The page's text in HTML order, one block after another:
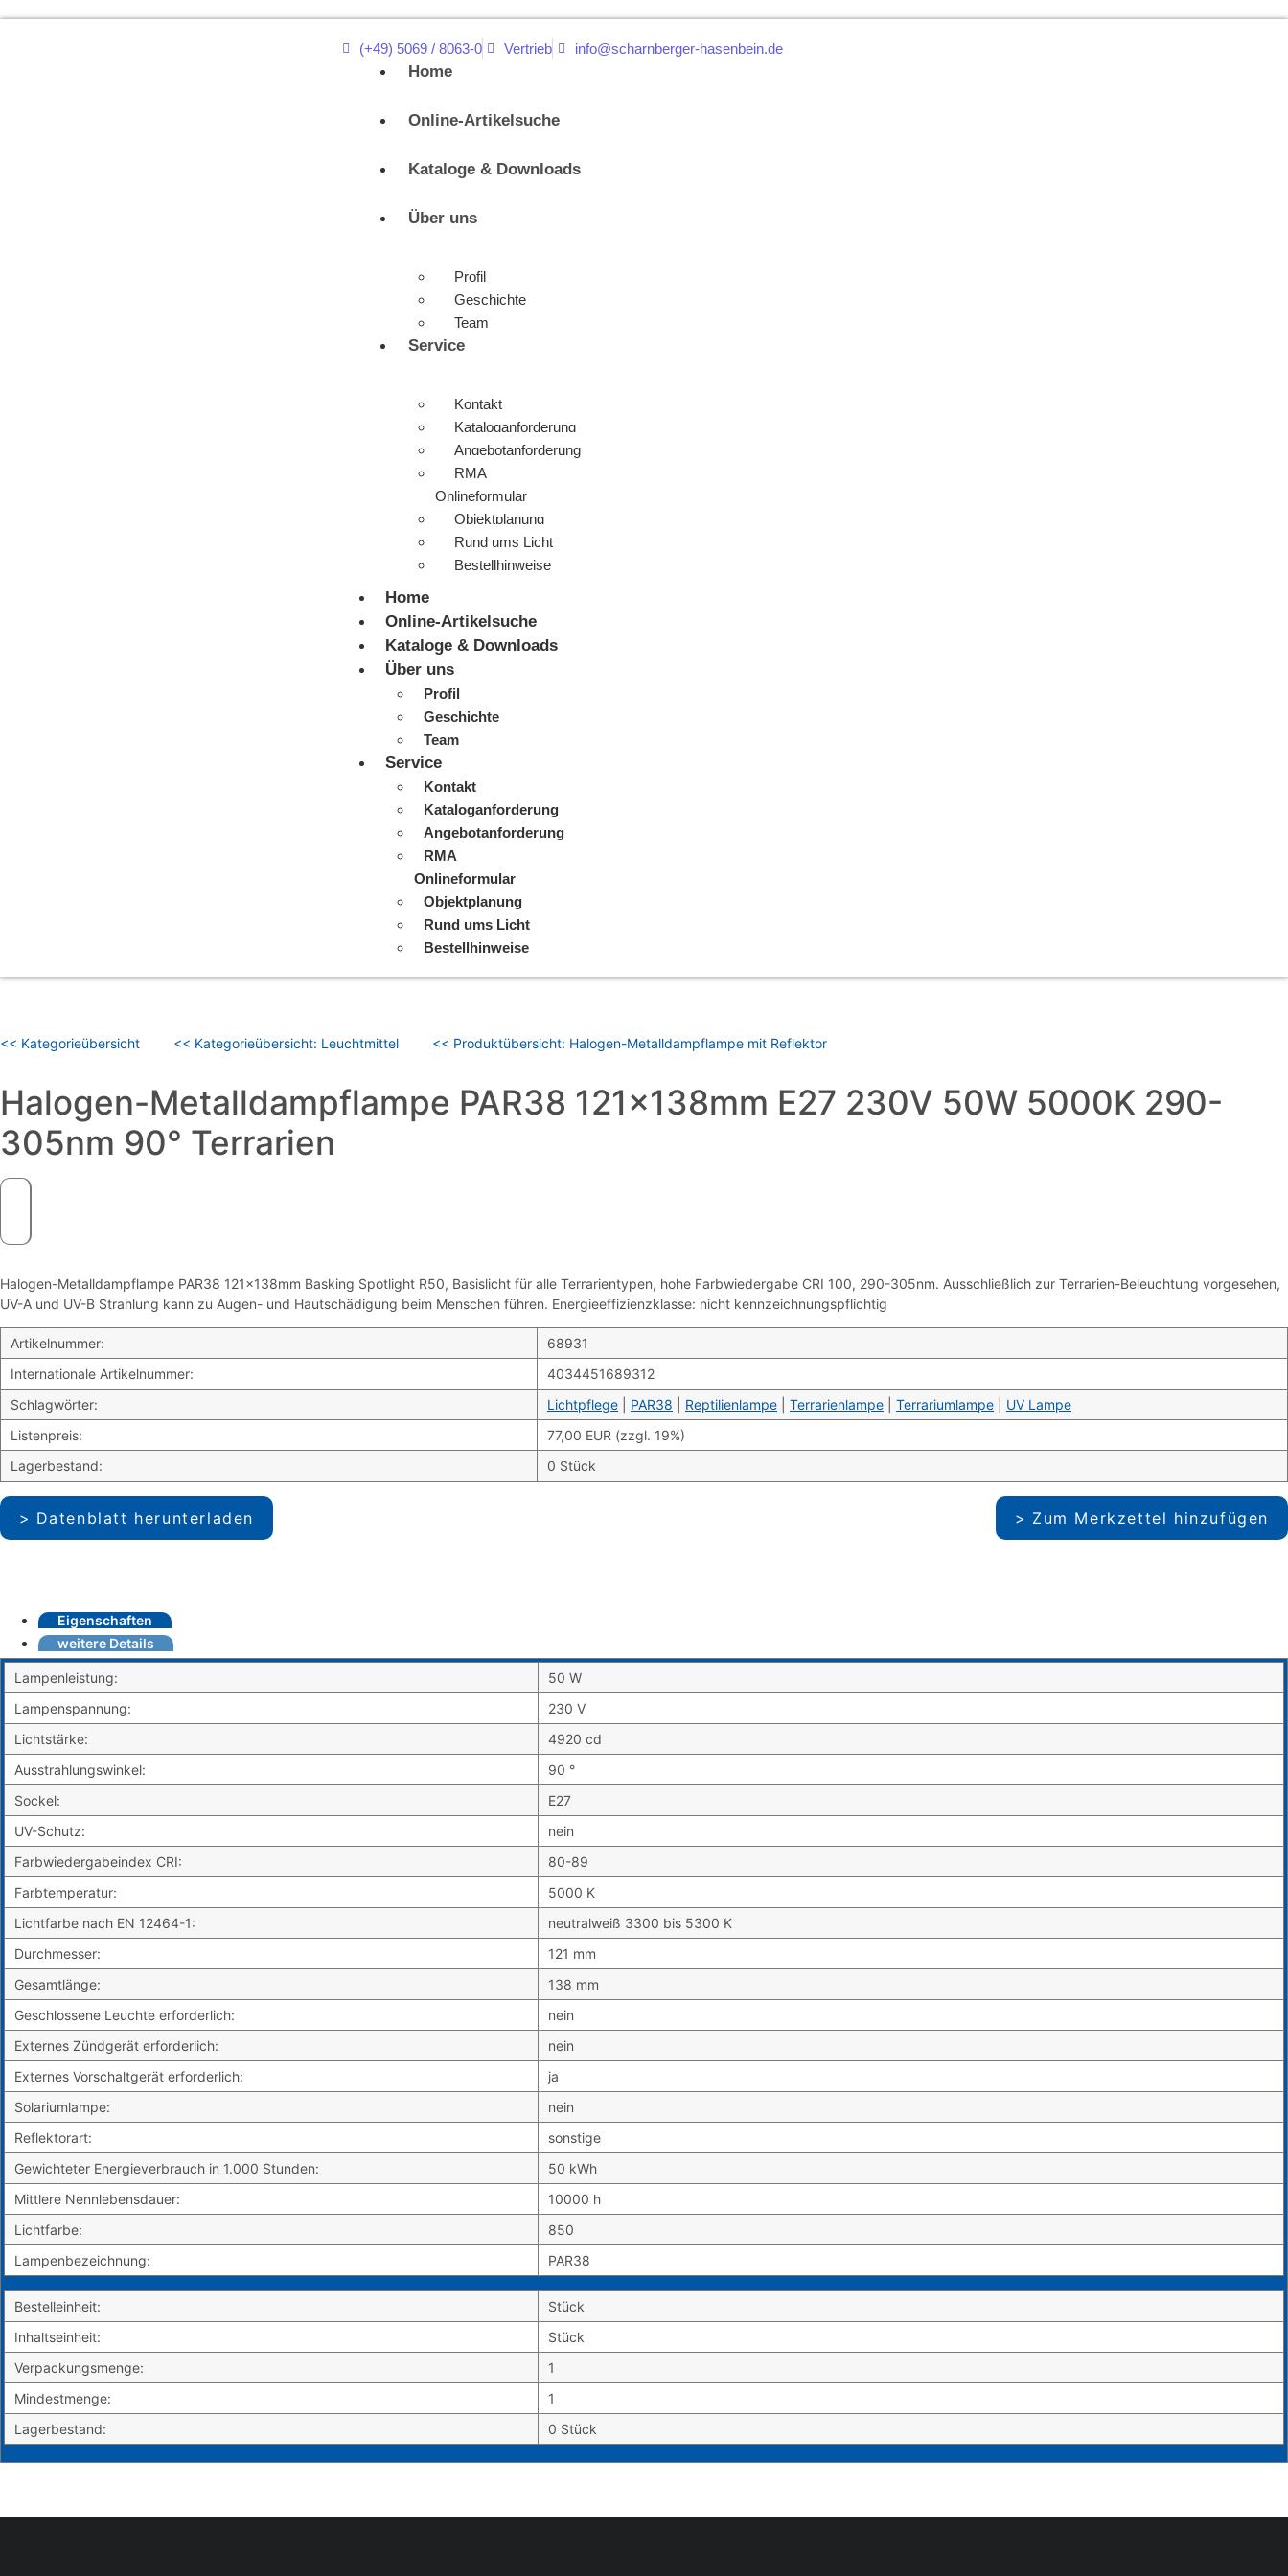
(+49) 5069 / 8063-0 Vertrieb info@scharnberger-hasenbein.de
Home
Online-Artikelsuche
Kataloge & Downloads
Über uns
Profil
Geschichte
Team
Service
Kontakt
Kataloganforderung
Angebotanforderung
RMA
Onlineformular
Objektplanung
Rund ums Licht
Bestellhinweise
Home
Online-Artikelsuche
Kataloge & Downloads
Über uns
Profil
Geschichte
Team
Service
Kontakt
Kataloganforderung
Angebotanforderung
RMA
Onlineformular
Objektplanung
Rund ums Licht
Bestellhinweise
<< Kategorieübersicht << Kategorieübersicht: Leuchtmittel << Produktübersicht: Halogen-Metalldampflampe mit Reflektor
Halogen-Metalldampflampe PAR38 121x138mm E27 230V 50W 5000K 290-
305nm 90° Terrarien
Halogen-Metalldampflampe PAR38 121x138mm Basking Spotlight R50, Basislicht für alle Terrarientypen, hohe Farbwiedergabe CRI 100, 290-305nm. Ausschließlich zur Terrarien-Beleuchtung vorgesehen,
UV-A und UV-B Strahlung kann zu Augen- und Hautschädigung beim Menschen führen. Energieeffizienzklasse: nicht kennzeichnungspflichtig
Artikelnummer:
68931
Internationale Artikelnummer:
4034451689312
Schlagwörter:
Lichtpflege PAR38 Reptilienlampe Terrarienlampe Terrariumlampe
UV Lampe
Listenpreis:
77,00 EUR (zzgl. 19%)
Lagerbestand:
0 Stück
Datenblatt herunterladen Zum Merkzettel hinzufügen
Eigenschaften
weitere Details
Lampenleistung:
50 W
Lampenspannung:
230 V
Lichtstärke:
4920 cd
Ausstrahlungswinkel:
90 °
Sockel:
E27
UV-Schutz:
nein
Farbwiedergabeindex CRI:
80-89
Farbtemperatur:
5000 K
Lichtfarbe nach EN 12464-1:
neutralweiß 3300 bis 5300 K
Durchmesser:
121 mm
Gesamtlänge:
138 mm
Geschlossene Leuchte erforderlich:
nein
Externes Zündgerät erforderlich:
nein
Externes Vorschaltgerät erforderlich:
ja
Solariumlampe:
nein
Reflektorart:
sonstige
Gewichteter Energieverbrauch in 1.000 Stunden:
50 kWh
Mittlere Nennlebensdauer:
10000 h
Lichtfarbe:
850
Lampenbezeichnung:
PAR38
Bestelleinheit:
Stück
Inhaltseinheit:
Stück
Verpackungsmenge:
1
Mindestmenge:
1
Lagerbestand:
0 Stück